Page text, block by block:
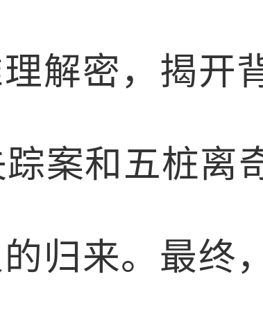
解密，揭开
案和五桩离
归来。最终